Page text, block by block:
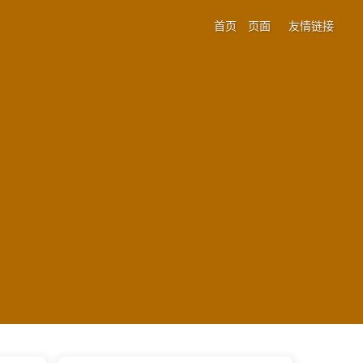
首页 页面 友情链接